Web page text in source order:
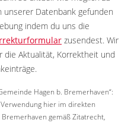
Datenbank gefunden
indem du uns die
zusendest. Wir
die Aktualität, Korrektheit und
Hagen b. Bremerhaven“:
hier im direkten
gemäß Zitatrecht,